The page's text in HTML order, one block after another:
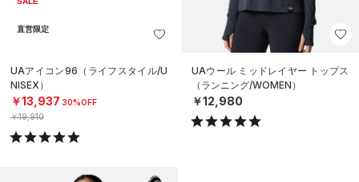
直営限定
UAアイコン96（ライフスタイル/U
NISEX）
￥13,937 30%OFF
￥19,910
UAウール ミッドレイヤー トップス
（ランニング/WOMEN）
￥12,980